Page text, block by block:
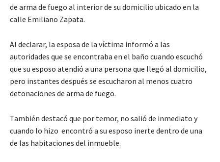
de arma de fuego al interior de su domicilio ubicado en la
calle Emiliano Zapata.
Al declarar, la esposa de la víctima informó a las
autoridades que se encontraba en el baño cuando escuchó
que su esposo atendió a una persona que llegó al domicilio,
pero instantes después se escucharon al menos cuatro
detonaciones de arma de fuego.
También destacó que por temor, no salió de inmediato y
cuando lo hizo encontró a su esposo inerte dentro de una
de las habitaciones del inmueble.